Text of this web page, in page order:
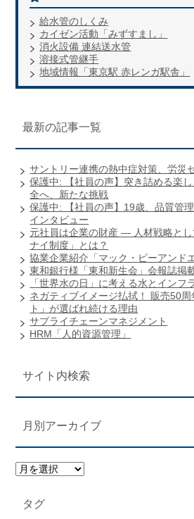
給水管のしくみ
カイゼン活動「みずすまし」
消火設備 連結送水管
溶接式管継手
地域情報「東京駅 赤レンガ駅舎」
最新の記事一覧
サントリー連携の熱中症対策、労災
保護中: 【社員の声】突き詰める楽
全へ、新たな挑戦
保護中: 【社員の声】19歳、品質管
インタビュー
元社員は企業の財産 ― 人材戦略と
ナイ制度」とは？
協業企業紹介「マック・ピーアンド
東和銀行様「東和新生会」会報誌掲
「世界水の日」に考える水とインフ
ネガティブイメージ払拭！ 販売50
ト」が選ばれ続ける理由
サプライチェーンマネジメント
HRM「人的資源管理」
サイト内検索
月別アーカイブ
タグ